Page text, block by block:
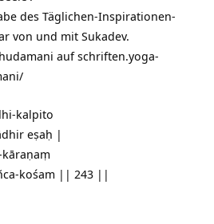
des Täglichen-Inspirationen-
von und mit Sukadev.
aufschriften.yoga-
kalpito
eṣaḥ |
kośam || 243 ||